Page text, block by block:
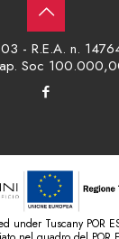
- R.E.A. n.
Soc
under Tuscany POR